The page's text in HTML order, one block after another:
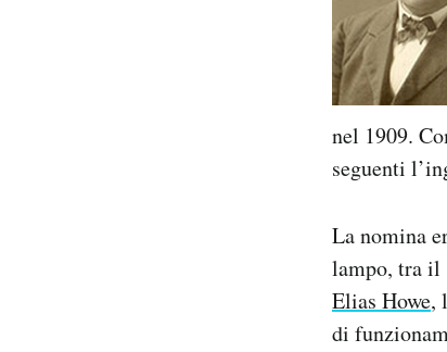
nel 1909.
seguenti
La nomina
lampo, tra il
Elias Howe,
di